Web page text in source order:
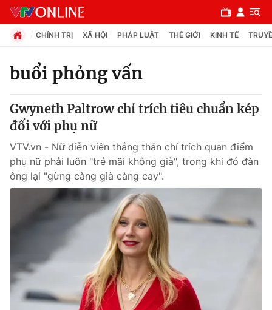
Chuyên mục
Chính trị
Xã hội
Pháp luật
Y tế
Thế giới
Tin tức
Kinh tế
CHÍNH TRỊ XÃ HỘI PHÁP LUẬT THẾ GIỚI KINH TẾ
buổi phỏng vấn
Gwyneth Paltrow chỉ trích tiêu chuẩn kép
đối với phụ nữ
VTV.vn - Nữ diễn viên thẳng thắn chỉ trích quan điểm
phụ nữ phải luôn "trẻ mãi không già", trong khi đó đàn
ông lại "gừng càng già càng cay".